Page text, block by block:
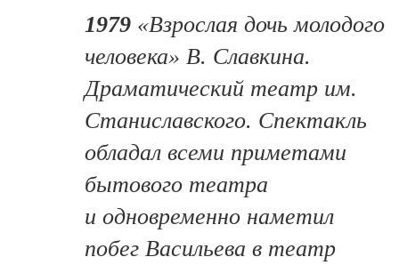
1979«Взрослая дочь молодого
человека» В. Славкина.
Драматический театр им.
Станиславского. Спектакль
обладал всеми приметами
бытового театра
и одновременно наметил
побег Васильева в театр